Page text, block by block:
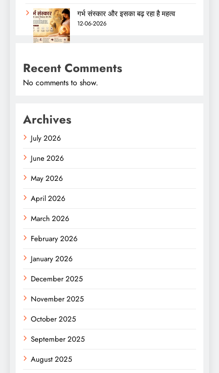
गर्भ संस्कार और इसका बढ़ रहा है महत्व
12-06-2026
Recent Comments
No comments to show.
Archives
July 2026
June 2026
May 2026
April 2026
March 2026
February 2026
January 2026
December 2025
November 2025
October 2025
September 2025
August 2025